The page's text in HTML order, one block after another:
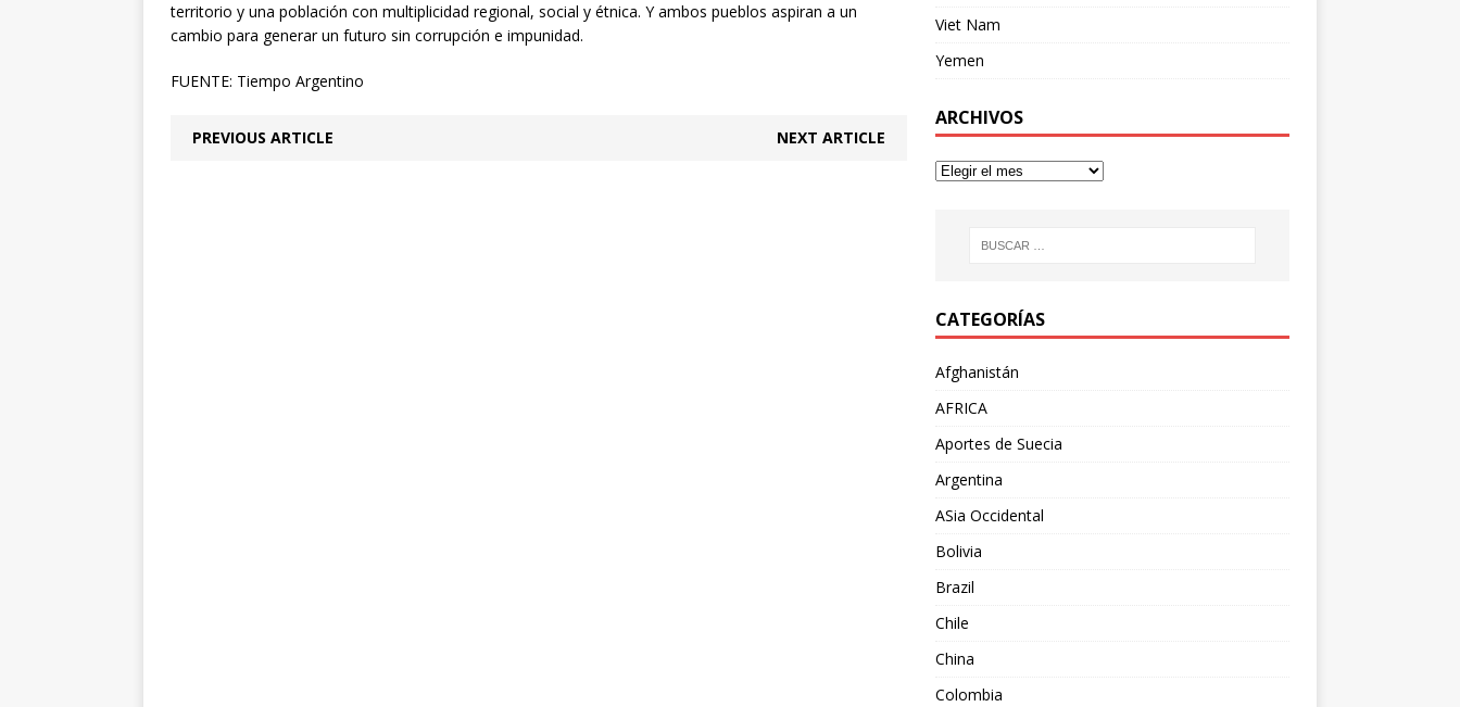
territorio y una población con multiplicidad regional, social y étnica. Y ambos pueblos aspiran a un
cambio para generar un futuro sin corrupción e impunidad.
FUENTE: Tiempo Argentino
PREVIOUS ARTICLE NEXT ARTICLE
Viet Nam
Yemen
ARCHIVOS
CATEGORÍAS
Afghanistán
AFRICA
Aportes de Suecia
Argentina
ASia Occidental
Bolivia
Brazil
Chile
China
Colombia